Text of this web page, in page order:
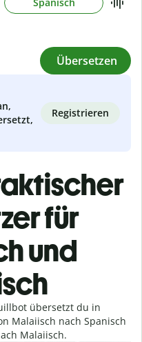
Übersetzen
Registrieren
für
und
übersetzt du in
Malaiisch nach Spanisch
Malaiisch.